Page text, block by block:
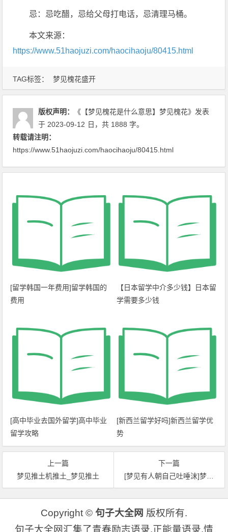
TAG标签： 梦见槐花盛开
忌：忌吃醋，忌给父母打电话，忌清理马桶。
本文来源：
https://www.51haojuzi.com/haocihaoju/80415.html
版权声明： 《【梦见槐花是什么意思】梦见槐花》 发表
于 2023-09-12 日 ，共 1888 字。
转载请注明：
https://www.51haojuzi.com/haocihaoju/80415.html
[留学韩国一年费用]留学韩国的
费用
【日本留学中介多少钱】日本留
学需要多少钱
[高中毕业去国外留学]高中毕业
留学攻略
[新西兰留学好吗]新西兰留学优
势
上一篇
梦见推土机推土_梦见推土
下一篇
[梦见有人朝自己吐唾沫]梦见唾沫
Copyright © 句子大全网 版权所有.
句子大全网汇集了青春励志语录,正能量语录,情